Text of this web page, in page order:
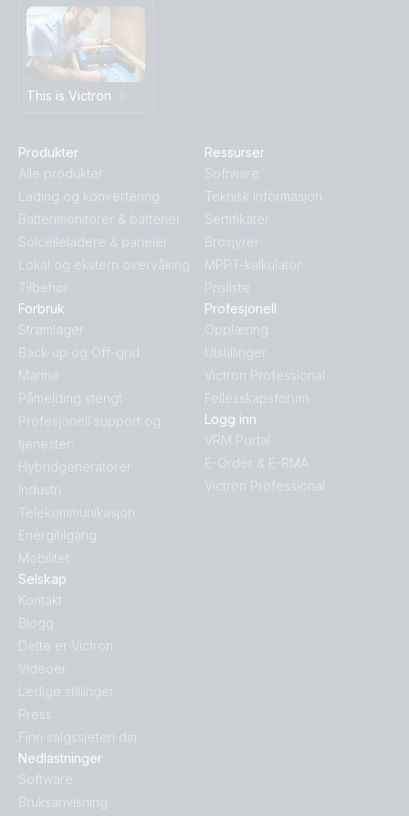
This is Victron
Produkter
Alle produkter
Lading og konvertering
Batterimonitorer & batterier
Solcelleladere & paneler
Lokal og ekstern overvåking
Tilbehør
Nedlastninger
Software
Bruksanvisning
Forbruk
Strømlager
Back-up og Off-grid
Marine
Påmelding stengt
Profesjonell support og
tjenester:
Hybridgeneratorer
Industri
Telekommunikasjon
Energitilgang
Mobilitet
Selskap
Kontakt
Blogg
Dette er Victron
Videoer
Ledige stillinger
Press
Finn salgssjefen din
Ressurser
Software
Teknisk informasjon
Sertifikater
Brosjyrer
MPPT-kalkulator
Prisliste
Profesjonell
Opplæring
Utstillinger
Victron Professional
Fellesskapsforum
Logg inn
VRM Portal
E-Order & E-RMA
Victron Professional